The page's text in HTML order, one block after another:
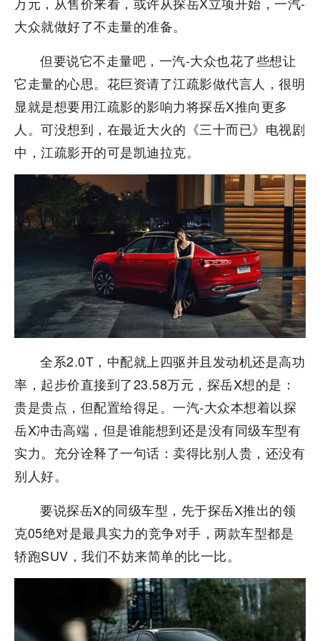
大众就做好了不走量的准备。
但要说它不走量吧，一汽-大众也花了些想让
它走量的心思。花巨资请了江疏影做代言人，很明
显就是想要用江疏影的影响力将探岳X推向更多
人。可没想到，在最近大火的《三十而已》电视剧
中，江疏影开的可是凯迪拉克。
全系2.0T，中配就上四驱并且发动机还是高功
率，起步价直接到了23.58万元，探岳X想的是：
贵是贵点，但配置给得足。一汽-大众本想着以探
岳X冲击高端，但是谁能想到还是没有同级车型有
实力。充分诠释了一句话：卖得比别人贵，还没有
别人好。
要说探岳X的同级车型，先于探岳X推出的领
克05绝对是最具实力的竞争对手，两款车型都是
轿跑SUV，我们不妨来简单的比一比。